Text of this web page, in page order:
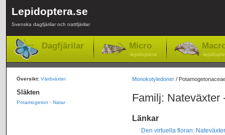
Lepidoptera.se
Svenska dagfjärilar och nattfjärilar
Dagfjärilar Micro
-lepidoptera -
Monokotyledoner/
Familj: Nateväxter
Länkar
Den virtuella floran:
Översikt: Värdväxter
Släkten
Potamogeton - Natar